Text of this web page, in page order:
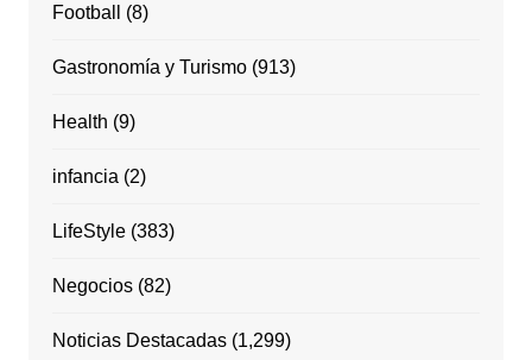
Football (8)
Gastronomía y Turismo(913)
Health (9)
infancia (2)
LifeStyle(383)
Negocios(82)
Noticias Destacadas(1,299)